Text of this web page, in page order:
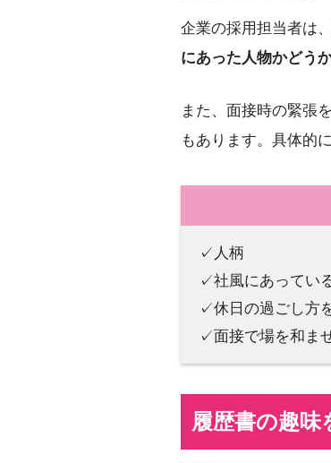
企業の採用担当者は、
にあった人物かどう
また、面接時の緊張
もあります。具体的
✓人柄
✓社風にあってい
✓休日の過ごし方
✓面接で場を和ま
履歴書の趣味